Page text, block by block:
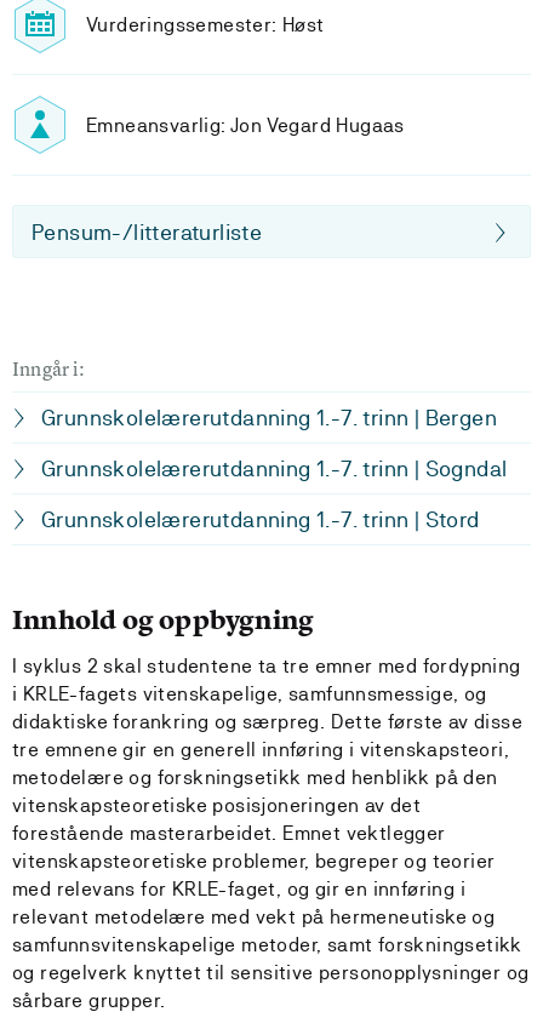
Vurderingssemester: Høst
Emneansvarlig: Jon Vegard Hugaas
Pensum-/litteraturliste
Inngår i:
Grunnskolelærerutdanning 1.-7. trinn | Bergen
Grunnskolelærerutdanning 1.-7. trinn | Sogndal
Grunnskolelærerutdanning 1.-7. trinn | Stord
Innhold og oppbygning
I syklus 2 skal studentene ta tre emner med fordypning
i KRLE-fagets vitenskapelige, samfunnsmessige, og
didaktiske forankring og særpreg. Dette første av disse
tre emnene gir en generell innføring i vitenskapsteori,
metodelære og forskningsetikk med henblikk på den
vitenskapsteoretiske posisjoneringen av det
forestående masterarbeidet. Emnet vektlegger
vitenskapsteoretiske problemer, begreper og teorier
med relevans for KRLE-faget, og gir en innføring i
relevant metodelære med vekt på hermeneutiske og
samfunnsvitenskapelige metoder, samt forskningsetikk
og regelverk knyttet til sensitive personopplysninger og
sårbare grupper.